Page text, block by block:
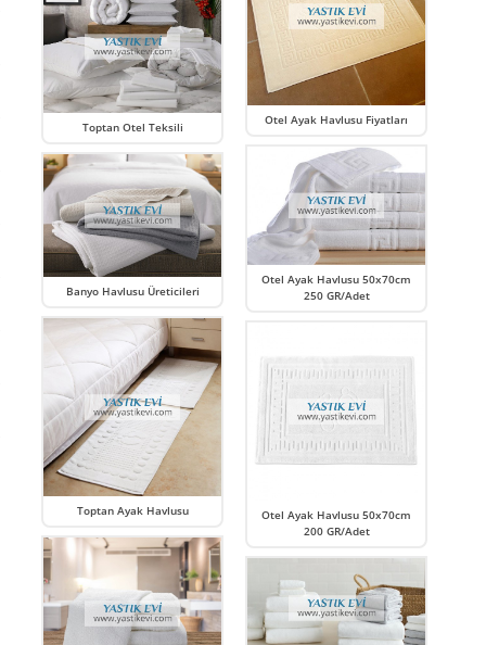
Toptan Otel Teksili
Banyo Havlusu Üreticileri
Toptan Ayak Havlusu
Otel Ayak Havlusu Fiyatları
Otel Ayak Havlusu 50x70cm
250 GR/Adet
Otel Ayak Havlusu 50x70cm
200 GR/Adet